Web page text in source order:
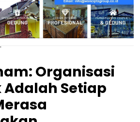
Organisasi
Setiap